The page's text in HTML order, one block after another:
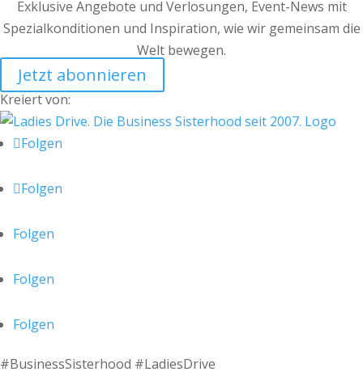
Exklusive Angebote und Verlosungen, Event-News mit
Spezialkonditionen und Inspiration, wie wir gemeinsam die
Welt bewegen.
Jetzt abonnieren
Kreiert von:
Folgen
Folgen
Folgen
Folgen
Folgen
#BusinessSisterhood #LadiesDrive